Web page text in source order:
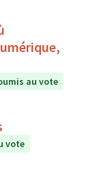
au vote
vote